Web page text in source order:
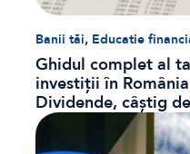
Banii tăi, Educatie
Ghidul complet al
investiții în
Dividende, câștig
dobânzi și CASS